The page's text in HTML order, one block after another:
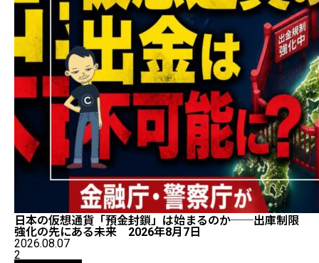
日本の仮想通貨「預金封鎖」は始まるのか──出庫制限
強化の先にある未来 2026年8月7日
2026.08.07
2